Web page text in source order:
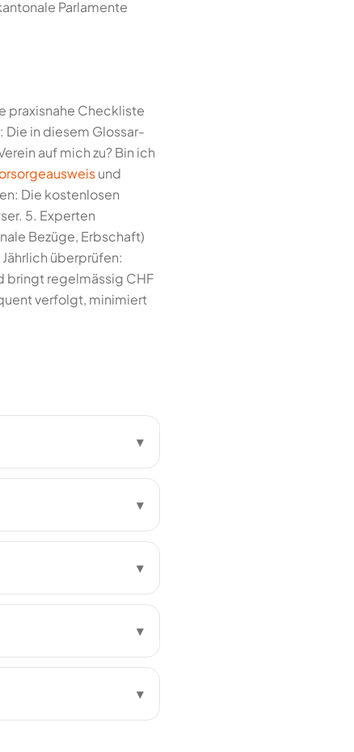
Parlamente
praxisnahe Checkliste
Die in diesem Glossar-
auf mich zu? Bin ich
und
Die kostenlosen
5. Experten
Bezüge, Erbschaft)
überprüfen:
bringt regelmässig CHF
verfolgt, minimiert
▾
▾
▾
▾
▾